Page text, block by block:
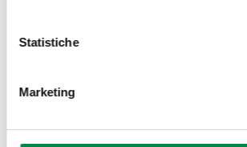
Statistiche
Marketing